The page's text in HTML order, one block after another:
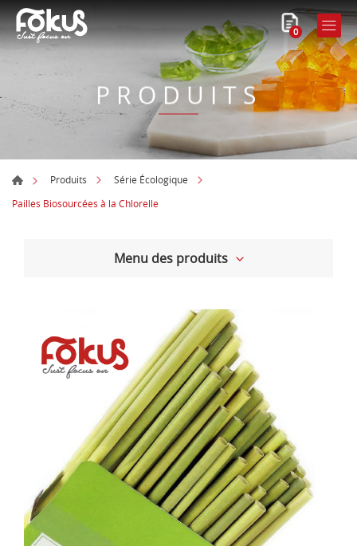
0
PRODUITS
Produits
Série Écologique
Pailles Biosourcées à la Chlorelle
Menu des produits